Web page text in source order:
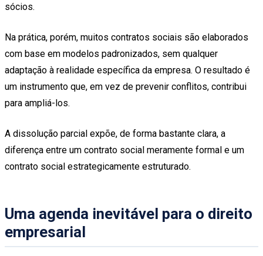
sócios.
Na prática, porém, muitos contratos sociais são elaborados
com base em modelos padronizados, sem qualquer
adaptação à realidade específica da empresa. O resultado é
um instrumento que, em vez de prevenir conflitos, contribui
para ampliá-los.
A dissolução parcial expõe, de forma bastante clara, a
diferença entre um contrato social meramente formal e um
contrato social estrategicamente estruturado.
Uma agenda inevitável para o direito
empresarial